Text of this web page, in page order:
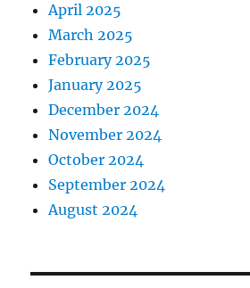
April 2025
March 2025
February 2025
January 2025
December 2024
November 2024
October 2024
September 2024
August 2024